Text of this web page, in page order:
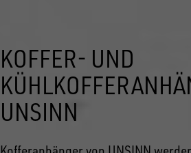
KOFFER- UND
UNSINN